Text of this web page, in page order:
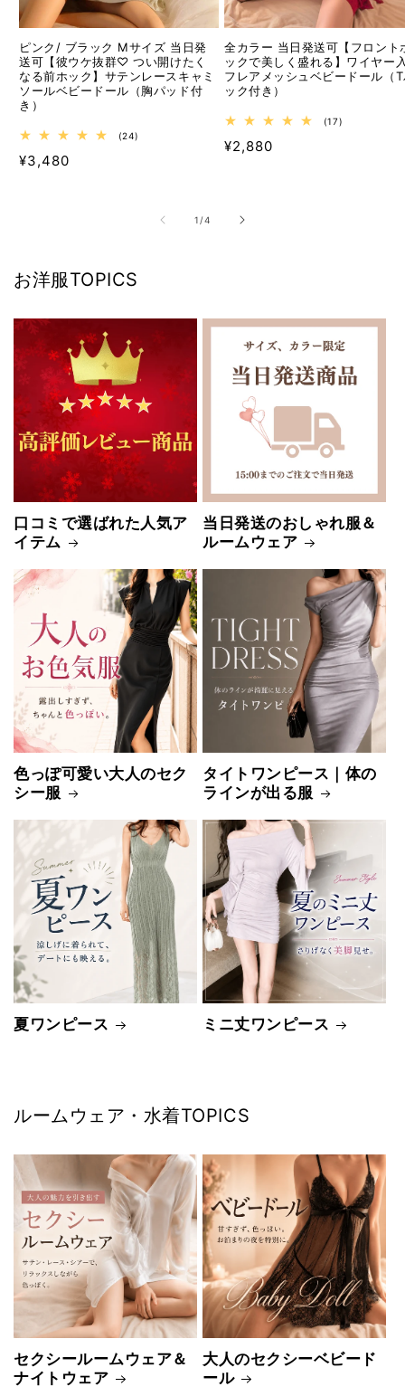
ピンク/ ブラック Mサイズ 当日発
送可【彼ウケ抜群♡ つい開けたく
なる前ホック】サテンレースキャミ
ソールベビードール（胸パッド付
き）
(24)
通
¥3,480
全カラー 当日発送可【フロント
ックで美しく盛れる】ワイヤー
フレアメッシュベビードール（
ック付き）
(17)
通
¥2,880
1 /の
4
お洋服TOPICS
口コミで選ばれた人気ア
イテム
当日発送のおしゃれ服＆
ルームウェア
色っぽ可愛い大人のセク
シー服
タイトワンピース｜体の
ラインが出る服
夏ワンピース ミニ丈ワンピース
ルームウェア・水着TOPICS
セクシールームウェア＆
ナイトウェア
大人のセクシーベビード
ール